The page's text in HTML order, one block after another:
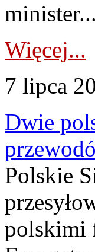
minister...
Więcej...
7 lipca
Dwie
Polskie
polskimi